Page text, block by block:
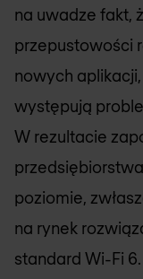
na uwadze fakt,
przepustowości
nowych
występują
W rezultacie
poziomie,
na rynek
standard Wi-Fi 6.